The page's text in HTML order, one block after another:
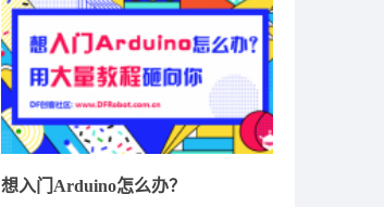
想入门Arduino怎么办？